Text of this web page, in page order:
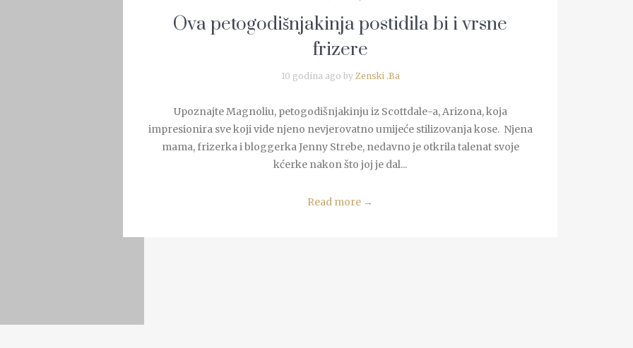
Ova petogodišnjakinja postidila bi i vrsne
frizere
10 godina ago by Zenski .Ba
Upoznajte Magnoliu, petogodišnjakinju iz Scottdale-a, Arizona, koja
impresionira sve koji vide njeno nevjerovatno umijeće stilizovanja kose. Njena
mama, frizerka i bloggerka Jenny Strebe, nedavno je otkrila talenat svoje
kćerke nakon što joj je dal...
Read more →